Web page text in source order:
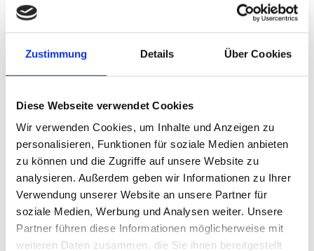
Zustimmung Details Über Cookies
Diese Webseite verwendet Cookies
Wir verwenden Cookies, um Inhalte und Anzeigen zu
personalisieren, Funktionen für soziale Medien anbieten
zu können und die Zugriffe auf unsere Website zu
analysieren. Außerdem geben wir Informationen zu Ihrer
Verwendung unserer Website an unsere Partner für
soziale Medien, Werbung und Analysen weiter. Unsere
Partner führen diese Informationen möglicherweise mit
weiteren Daten zusammen, die Sie ihnen bereitgestellt
Technologie nutzen
Prüfen Sie, wie Technologien wie
Automatisierungstools, Künstliche Intelligenz
oder Datenanalyse-Tools zur Effizienzsteigerung
beitragen können. Moderne Technologien bieten
und zu automatisieren.
Pilotprojekte durchführen
Testen Sie Änderungen in kleinerem Rahmen,
bevor Sie diese unternehmensweit einführen.
Pilotprojekte helfen dabei, die Wirksamkeit der
Optimierungen zu überprüfen und eventuelle